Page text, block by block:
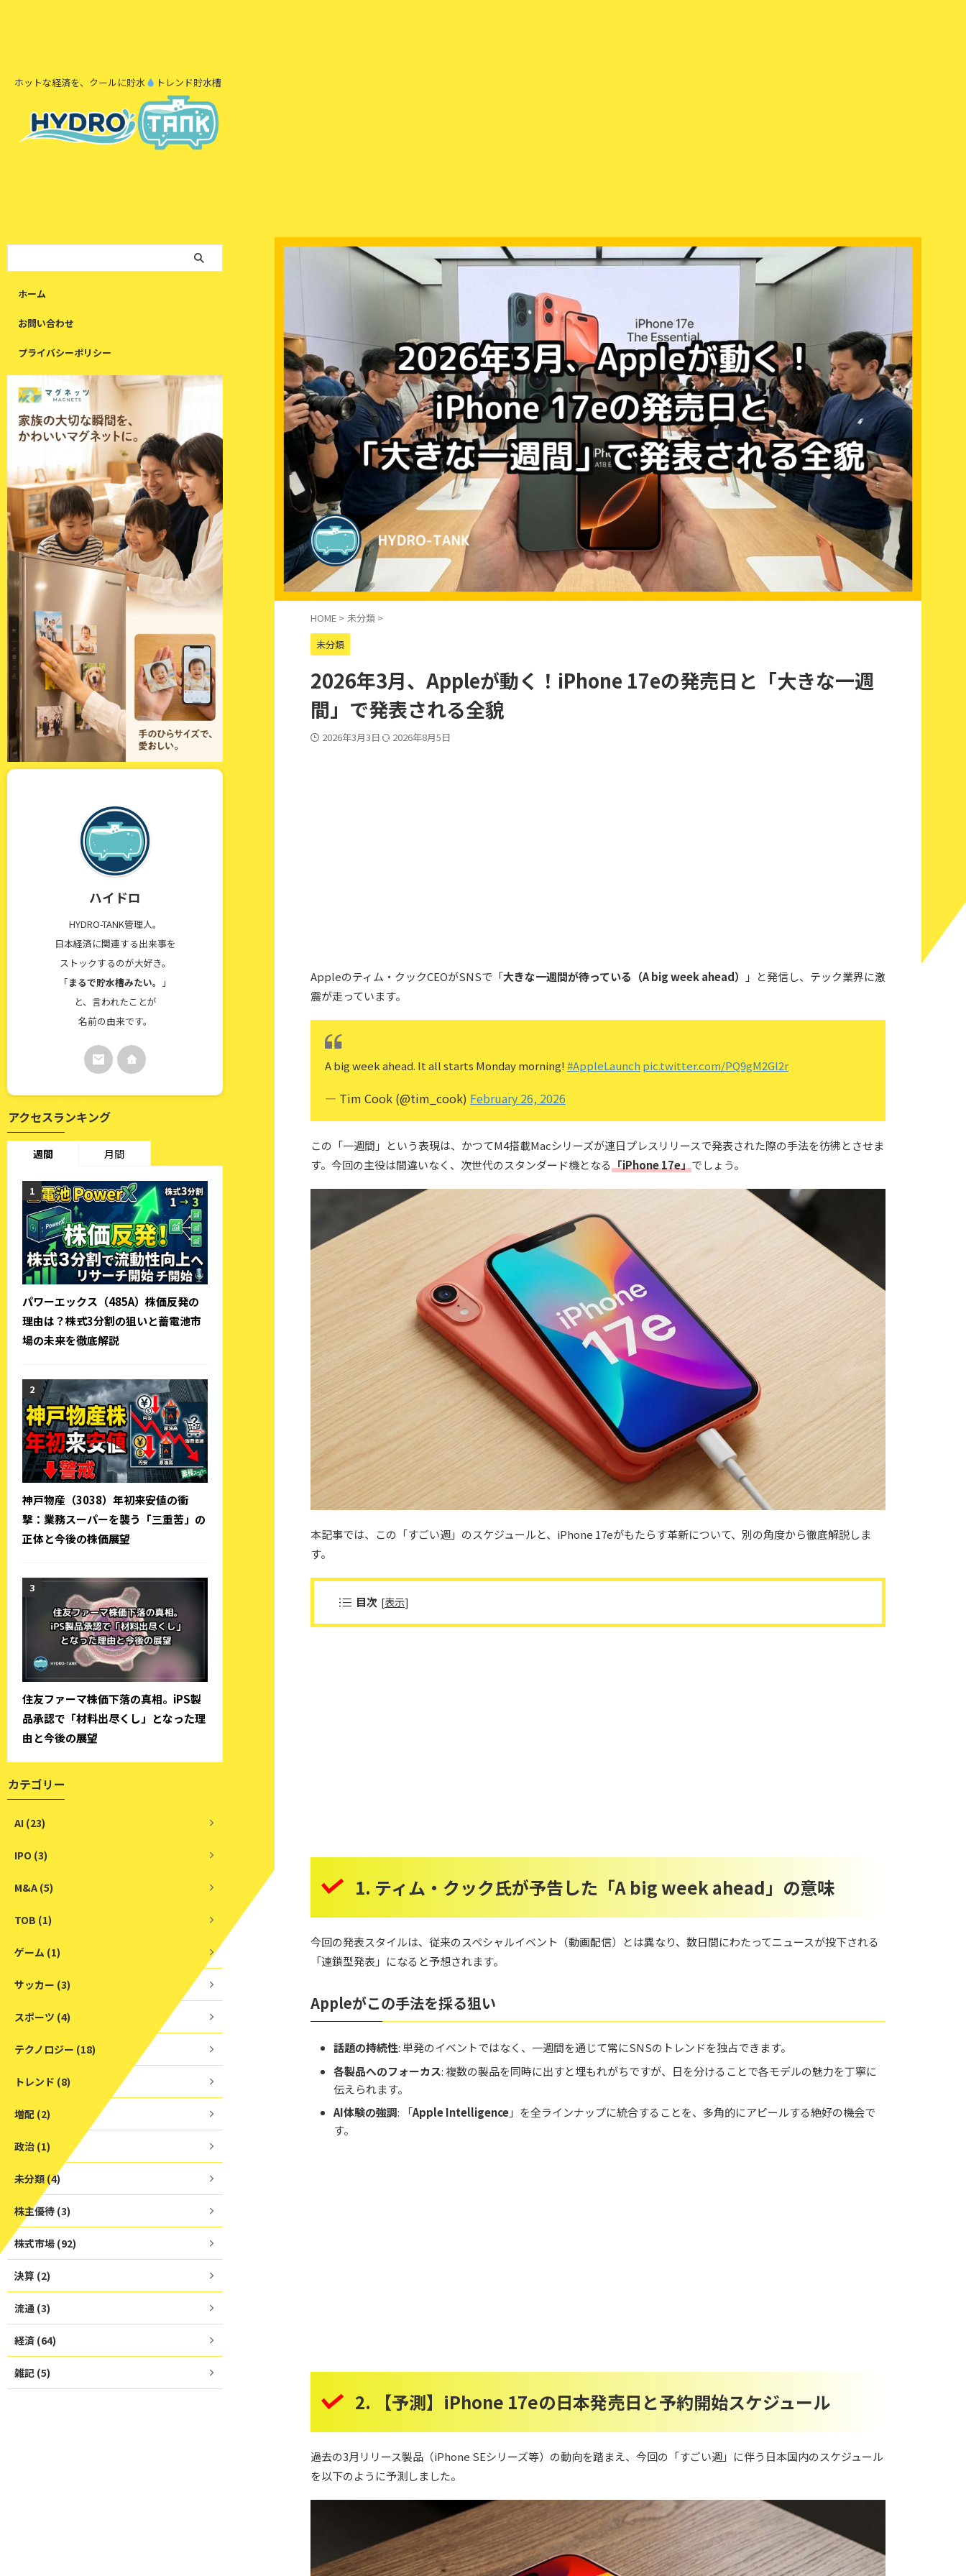
ホットな経済を、クールに貯水 トレンド貯水槽
HOME > 未分類 >
未分類
2026年3月、Appleが動く！iPhone 17eの発売日と「大きな一週
間」で発表される全貌
2026年3月3日 2026年8月5日
Appleのティム・クックCEOがSNSで「大きな一週間が待っている（A big week ahead）
」と発信し、テック業界に激
震が走っています。
A big week ahead. It all starts Monday morning! #AppleLaunch pic.twitter.com/PQ9gM2Gl2r
— Tim Cook (@tim_cook) February 26, 2026
この「一週間」という表現は、かつてM4搭載Macシリーズが連日プレスリリースで発表された際の手法を彷彿とさせま
す。今回の主役は間違いなく、次世代のスタンダード機となる「iPhone 17e」でしょう。
本記事では、この「すごい週」のスケジュールと、iPhone 17eがもたらす革新について、別の角度から徹底解説しま
す。
目次 [表示]
1. ティム・クック氏が予告した「A big week ahead」の意味
今回の発表スタイルは、従来のスペシャルイベント（動画配信）とは異なり、数日間にわたってニュースが投下される
「連鎖型発表」になると予想されます。
Appleがこの手法を採る狙い
話題の持続性: 単発のイベントではなく、一週間を通じて常にSNSのトレンドを独占できます。
各製品へのフォーカス: 複数の製品を同時に出すと埋もれがちですが、日を分けることで各モデルの魅力を丁寧に
伝えられます。
AI体験の強調: 「Apple Intelligence」を全ラインナップに統合することを、多角的にアピールする絶好の機会で
す。
2. 【予測】iPhone 17eの日本発売日と予約開始スケジュール
過去の3月リリース製品（iPhone SEシリーズ等）の動向を踏まえ、今回の「すごい週」に伴う日本国内のスケジュール
を以下のように予測しました。
ホーム
お問い合わせ
プライバシーポリシー
ハイドロ
HYDRO-TANK管理人。
日本経済に関連する出来事を
ストックするのが大好き。
「まるで貯水槽みたい。
」
と、言われたことが
名前の由来です。
アクセスランキング
週間 月間
パワーエックス（485A）株価反発の
理由は？株式3分割の狙いと蓄電池市
場の未来を徹底解説
神戸物産（3038）年初来安値の衝
撃：業務スーパーを襲う「三重苦」の
正体と今後の株価展望
住友ファーマ株価下落の真相。iPS製
品承認で「材料出尽くし」となった理
由と今後の展望
カテゴリー
AI (23)
IPO (3)
M&A (5)
TOB (1)
ゲーム (1)
サッカー (3)
スポーツ (4)
テクノロジー (18)
トレンド (8)
増配 (2)
政治 (1)
未分類 (4)
株主優待 (3)
株式市場 (92)
決算 (2)
流通 (3)
経済 (64)
雑記 (5)